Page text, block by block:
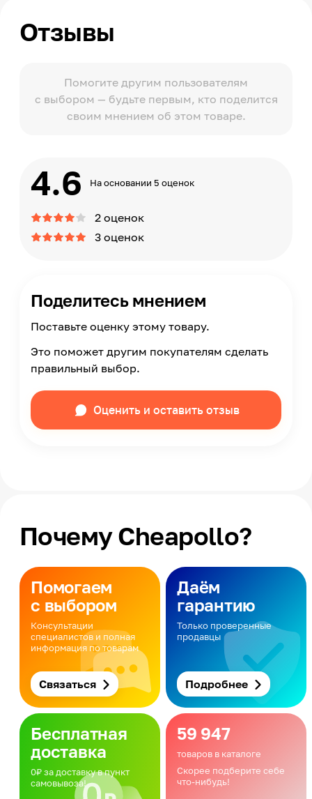
Отзывы
Помогите другим пользователям
с выбором — будьте первым, кто поделится
своим мнением об этом товаре.
4.6 На основании 5 оценок
2 оценок
3 оценок
Поделитесь мнением
Поставьте оценку этому товару.
Это поможет другим покупателям сделать
правильный выбор.
Оценить и оставить отзыв
Почему Cheapollo?
Помогаем
с выбором
Консультации
специалистов и полная
информация по товарам
Связаться
Даём
гарантию
Только проверенные
продавцы
Подробнее
Бесплатная
доставка
0₽ за доставку в пункт
самовывоза!
59 947
товаров в каталоге
Скорее подберите себе
что-нибудь!